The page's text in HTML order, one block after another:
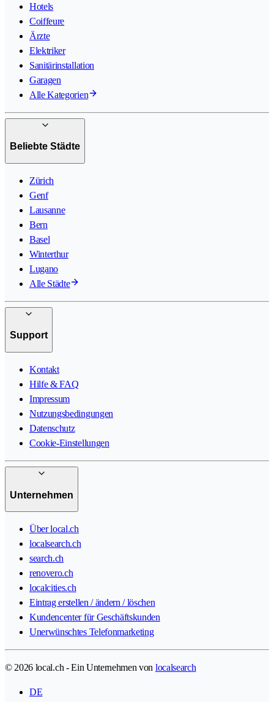
Hotels
Coiffeure
Ärzte
Elektriker
Sanitärinstallation
Garagen
Alle Kategorien
Beliebte Städte
Zürich
Genf
Lausanne
Bern
Basel
Winterthur
Lugano
Alle Städte
Support
Kontakt
Hilfe & FAQ
Impressum
Nutzungsbedingungen
Datenschutz
Cookie-Einstellungen
Unternehmen
Über local.ch
localsearch.ch
search.ch
renovero.ch
localcities.ch
Eintrag erstellen / ändern / löschen
Kundencenter für Geschäftskunden
Unerwünschtes Telefonmarketing
© 2026 local.ch - Ein Unternehmen von localsearch
DE